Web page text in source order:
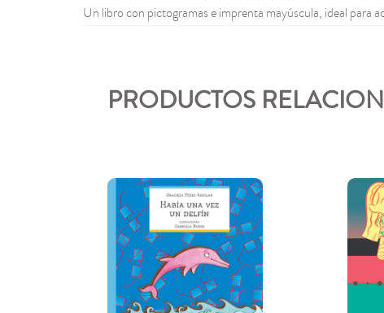
Un libro con pictogramas e imprenta mayúscula, ideal para
PRODUCTOS